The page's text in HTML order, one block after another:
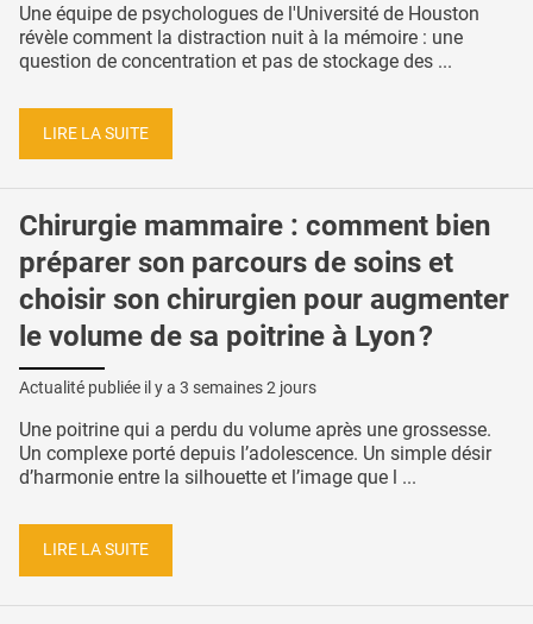
Une équipe de psychologues de l'Université de Houston
révèle comment la distraction nuit à la mémoire : une
question de concentration et pas de stockage des ...
LIRE LA SUITE
Chirurgie mammaire : comment bien
préparer son parcours de soins et
choisir son chirurgien pour augmenter
le volume de sa poitrine à Lyon ?
Actualité publiée il y a 3 semaines 2 jours
Une poitrine qui a perdu du volume après une grossesse.
Un complexe porté depuis l’adolescence. Un simple désir
d’harmonie entre la silhouette et l’image que l ...
LIRE LA SUITE